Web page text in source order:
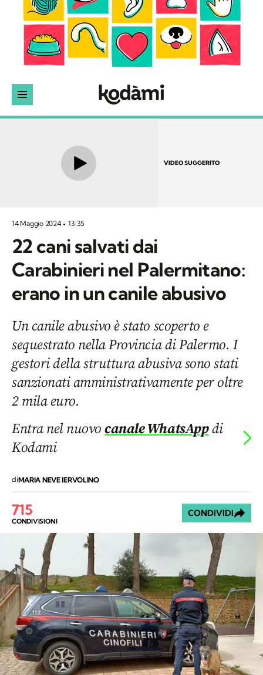
VIDEO SUGGERITO
14 Maggio 2024 13:35
22 cani salvati dai
Carabinieri nel Palermitano:
erano in un canile abusivo
Un canile abusivo è stato scoperto e
sequestrato nella Provincia di Palermo. I
gestori della struttura abusiva sono stati
sanzionati amministrativamente per oltre
2 mila euro.
Entra nel nuovocanale WhatsAppdi
Kodami
diMARIA NEVE IERVOLINO
715
CONDIVISIONI
CONDIVIDI